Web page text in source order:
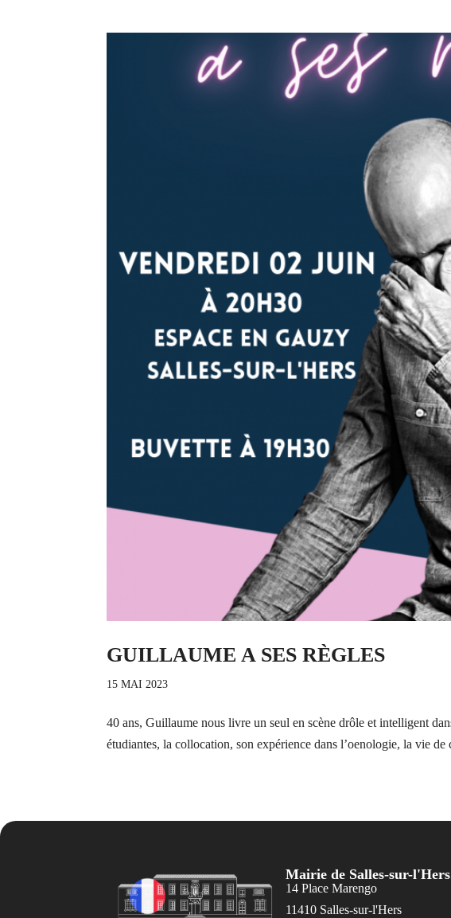
GUILLAUME A SES RÈGLES
15 MAI 2023
40 ans, Guillaume nous livre un seul en scène drôle et intelligent
étudiantes, la collocation, son expérience dans l’oenologie, la vie
Mairie de Salles-sur-l'Hers
14 Place Marengo
11410 Salles-sur-l'Hers